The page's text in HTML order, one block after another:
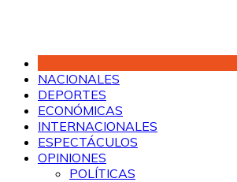
NACIONALES
DEPORTES
ECONÓMICAS
INTERNACIONALES
ESPECTÁCULOS
OPINIONES
POLÍTICAS